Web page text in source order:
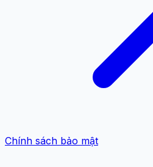
Chính sách bảo mật